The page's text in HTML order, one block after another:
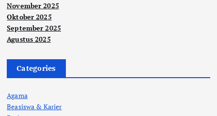
November 2025
Oktober 2025
September 2025
Agustus 2025
Categories
Agama
Beasiswa & Karier